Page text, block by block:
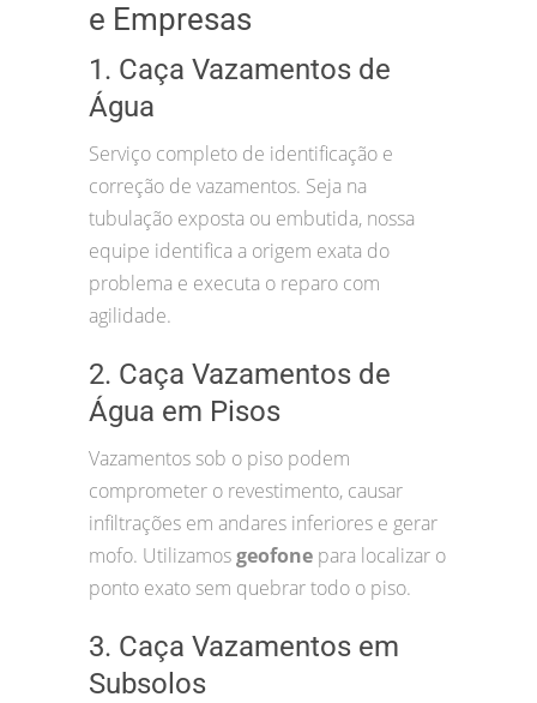
e Empresas
1. Caça Vazamentos de
Água
Serviço completo de identificação e
correção de vazamentos. Seja na
tubulação exposta ou embutida, nossa
equipe identifica a origem exata do
problema e executa o reparo com
agilidade.
2. Caça Vazamentos de
Água em Pisos
Vazamentos sob o piso podem
comprometer o revestimento, causar
infiltrações em andares inferiores e gerar
mofo. Utilizamosgeofone para localizar o
ponto exato sem quebrar todo o piso.
3. Caça Vazamentos em
Subsolos